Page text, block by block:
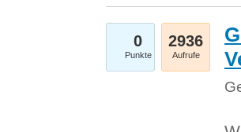
0
Punkte
2936
Aufrufe